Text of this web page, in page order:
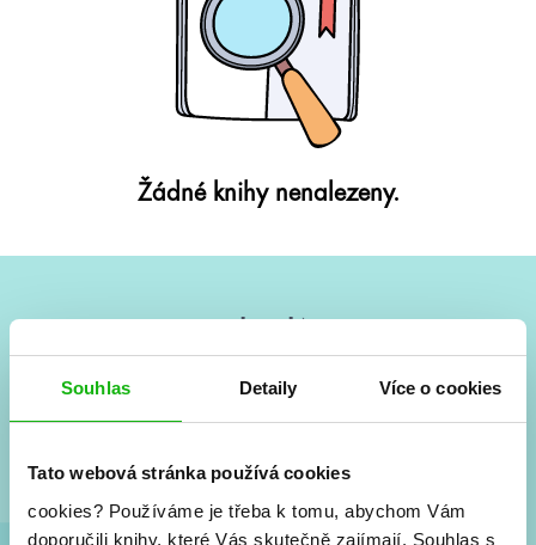
Souhlas Detaily Více o cookies
Tato webová stránka používá cookies
cookies? Používáme je třeba k tomu, abychom Vám
doporučili knihy, které Vás skutečně zajímají. Souhlas s
Žádné knihy nenalezeny.
Vše kolem #youngadult každý měsíc rovnou do mailu!
a seriálové adaptace a další.